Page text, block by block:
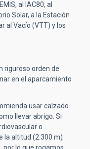
al IAC80, al
Solar, a la Estación
al Vacío (VTT) y los
riguroso orden de
en el aparcamiento
usar calzado
llevar abrigo. Si
o
la altitud (2.300 m)